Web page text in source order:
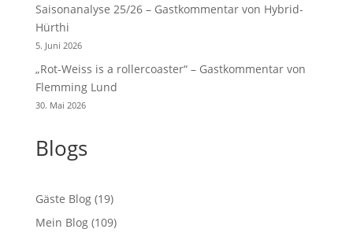
Saisonanalyse 25/26 – Gastkommentar von Hybrid-
Hürthi
5. Juni 2026
„Rot-Weiss is a rollercoaster“ – Gastkommentar von
Flemming Lund
30. Mai 2026
Blogs
Gäste Blog(19)
Mein Blog(109)